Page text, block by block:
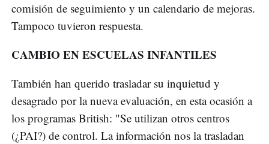
comisión de seguimiento y un calendario de mejoras.
Tampoco tuvieron respuesta.
CAMBIO EN ESCUELAS INFANTILES
También han querido trasladar su inquietud y
desagrado por la nueva evaluación, en esta ocasión a
los programas British: "Se utilizan otros centros
(¿PAI?) de control. La información nos la trasladan